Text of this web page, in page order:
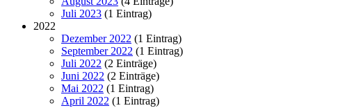
Juli 2023 (1 Eintrag)
2022
Dezember 2022 (1 Eintrag)
September 2022 (1 Eintrag)
Juli 2022 (2 Einträge)
Juni 2022 (2 Einträge)
Mai 2022 (1 Eintrag)
April 2022 (1 Eintrag)